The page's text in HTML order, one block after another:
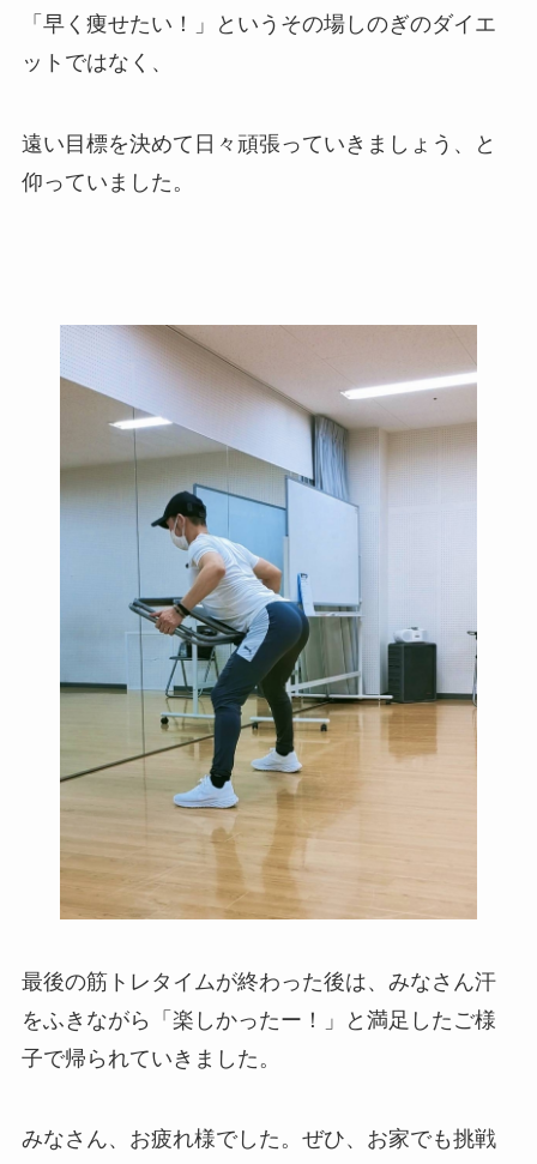
「早く痩せたい！」というその場しのぎのダイエ
ットではなく、
遠い目標を決めて日々頑張っていきましょう、と
仰っていました。
最後の筋トレタイムが終わった後は、みなさん汗
をふきながら「楽しかったー！」と満足したご様
子で帰られていきました。
みなさん、お疲れ様でした。ぜひ、お家でも挑戦